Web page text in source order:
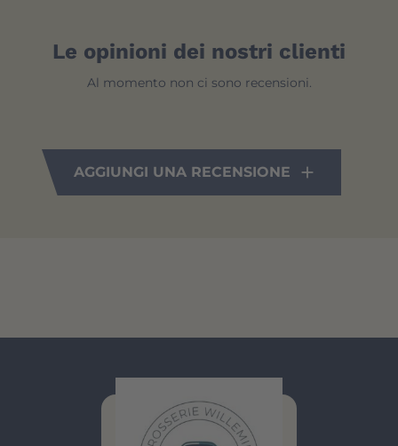
Le opinioni dei nostri clienti
Al momento non ci sono recensioni.
AGGIUNGI UNA RECENSIONE